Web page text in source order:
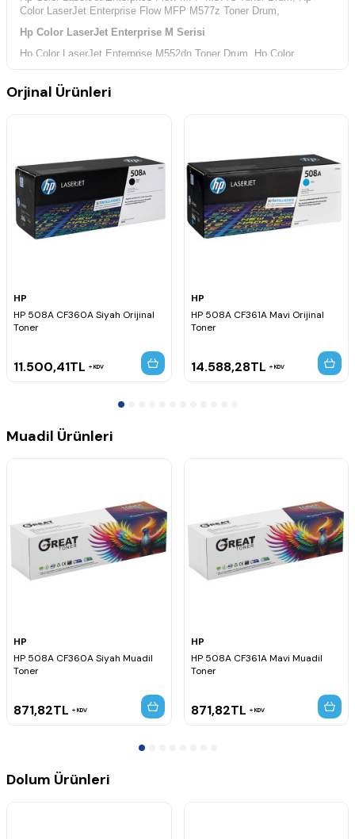
Color LaserJet Enterprise Flow MFP M577z Toner Drum,
Hp Color LaserJet Enterprise M Serisi
Hp Color LaserJet Enterprise M552dn Toner Drum,
Hp Color
Hp Color LaserJet Enterprise M553n Toner Drum,
Hp Color LaserJet Enterprise MFP M577dn Toner Drum, Hp Color
LaserJet Enterprise MFP M577f Toner Drum,
Hp Color LaserJet Managed M Serisi
Hp Color LaserJet Managed M553dnm Toner Drum, Hp Color
LaserJet Managed M553xm Toner Drum,
Orjinal Ürünleri
HP
HP 508A CF360A Siyah Orijinal
Toner
11.500,41TL KDV
HP
HP 508A CF361A Mavi Orijinal
Toner
14.588,28TL KDV
Muadil Ürünleri
HP
HP 508A CF360A Siyah Muadil
Toner
871,82TL KDV
HP
HP 508A CF361A Mavi Muadil
Toner
871,82TL KDV
Dolum Ürünleri